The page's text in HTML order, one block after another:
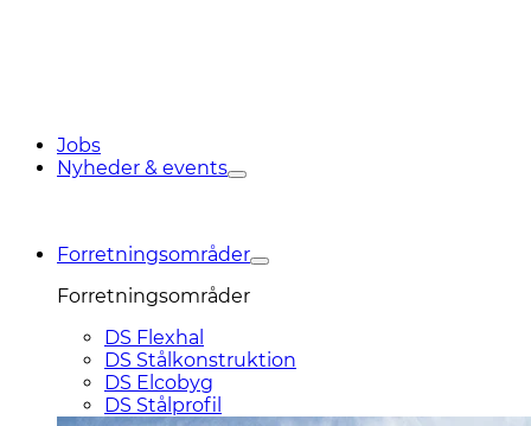
Jobs
Nyheder & events
Forretningsområder
Forretningsområder
DS Flexhal
DS Stålkonstruktion
DS Elcobyg
DS Stålprofil